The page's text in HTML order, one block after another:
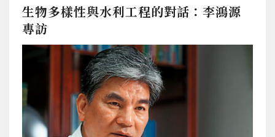
生物多樣性與水利工程的對話：李鴻源
專訪